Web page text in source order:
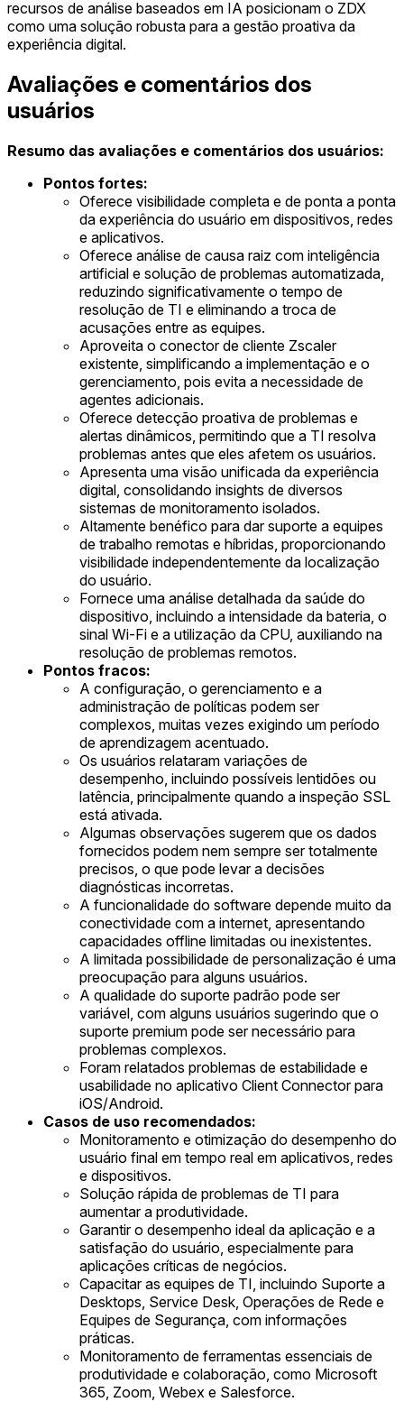
recursos de análise baseados em IA posicionam o ZDX
como uma solução robusta para a gestão proativa da
experiência digital.
Avaliações e comentários dos
usuários
Resumo das avaliações e comentários dos usuários:
Pontos fortes:
Oferece visibilidade completa e de ponta a ponta
da experiência do usuário em dispositivos, redes
e aplicativos.
Oferece análise de causa raiz com inteligência
artificial e solução de problemas automatizada,
reduzindo significativamente o tempo de
resolução de TI e eliminando a troca de
acusações entre as equipes.
Aproveita o conector de cliente Zscaler
existente, simplificando a implementação e o
gerenciamento, pois evita a necessidade de
agentes adicionais.
Oferece detecção proativa de problemas e
alertas dinâmicos, permitindo que a TI resolva
problemas antes que eles afetem os usuários.
Apresenta uma visão unificada da experiência
digital, consolidando insights de diversos
sistemas de monitoramento isolados.
Altamente benéfico para dar suporte a equipes
de trabalho remotas e híbridas, proporcionando
visibilidade independentemente da localização
do usuário.
Fornece uma análise detalhada da saúde do
dispositivo, incluindo a intensidade da bateria, o
sinal Wi-Fi e a utilização da CPU, auxiliando na
resolução de problemas remotos.
Pontos fracos:
A configuração, o gerenciamento e a
administração de políticas podem ser
complexos, muitas vezes exigindo um período
de aprendizagem acentuado.
Os usuários relataram variações de
desempenho, incluindo possíveis lentidões ou
latência, principalmente quando a inspeção SSL
está ativada.
Algumas observações sugerem que os dados
fornecidos podem nem sempre ser totalmente
precisos, o que pode levar a decisões
diagnósticas incorretas.
A funcionalidade do software depende muito da
conectividade com a internet, apresentando
capacidades offline limitadas ou inexistentes.
A limitada possibilidade de personalização é uma
preocupação para alguns usuários.
A qualidade do suporte padrão pode ser
variável, com alguns usuários sugerindo que o
suporte premium pode ser necessário para
problemas complexos.
Foram relatados problemas de estabilidade e
usabilidade no aplicativo Client Connector para
iOS/Android.
Casos de uso recomendados:
Monitoramento e otimização do desempenho do
usuário final em tempo real em aplicativos, redes
e dispositivos.
Solução rápida de problemas de TI para
aumentar a produtividade.
Garantir o desempenho ideal da aplicação e a
satisfação do usuário, especialmente para
aplicações críticas de negócios.
Capacitar as equipes de TI, incluindo Suporte a
Desktops, Service Desk, Operações de Rede e
Equipes de Segurança, com informações
práticas.
Monitoramento de ferramentas essenciais de
produtividade e colaboração, como Microsoft
365, Zoom, Webex e Salesforce.